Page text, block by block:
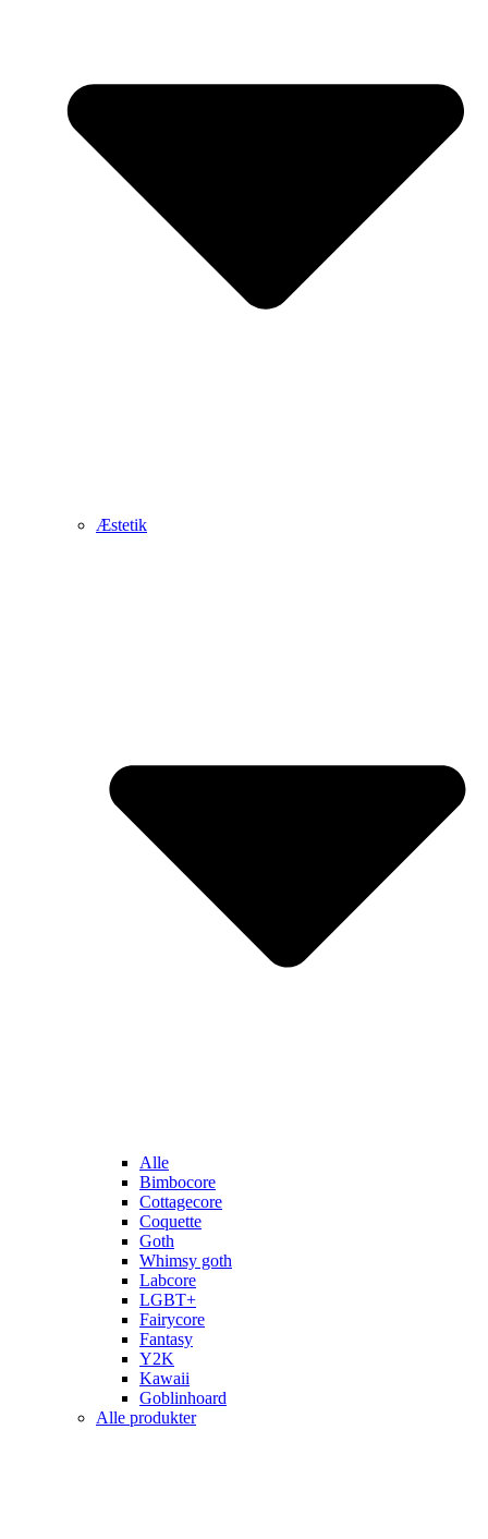
Æstetik
Alle
Bimbocore
Cottagecore
Coquette
Goth
Whimsy goth
Labcore
LGBT+
Fairycore
Fantasy
Y2K
Kawaii
Goblinhoard
Alle produkter